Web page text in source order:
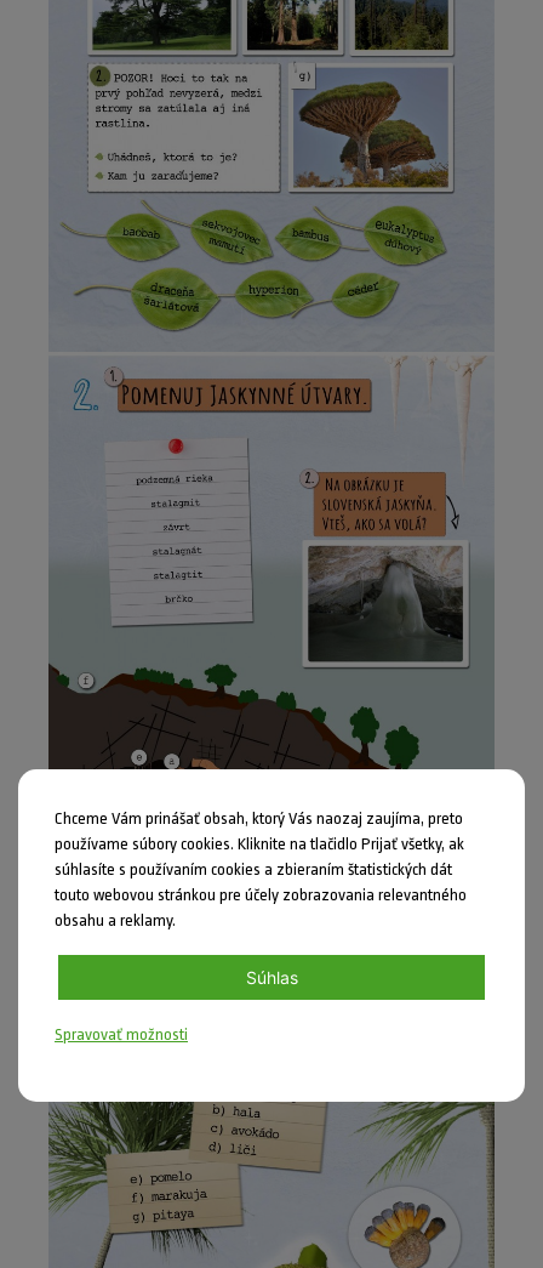
Chceme Vám prinášať obsah, ktorý Vás naozaj zaujíma, preto
používame súbory cookies. Kliknite na tlačidlo Prijať všetky, ak
súhlasíte s používaním cookies a zbieraním štatistických dát
touto webovou stránkou pre účely zobrazovania relevantného
obsahu a reklamy.
Súhlas
Spravovať možnosti